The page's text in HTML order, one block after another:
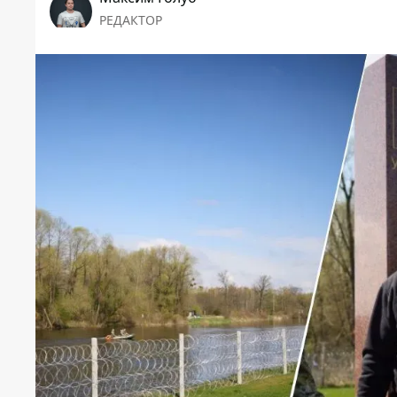
РЕДАКТОР